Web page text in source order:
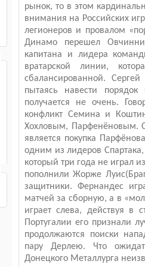
рынок, то в этом
внимания на Российских
легионеров и провалом
Динамо перешел
капитана и лидера
вратарской линии,
сбалансированной.
пытаясь навести
получается не очень.
конфликт Семина и
Хохловым, Парфенёновым.
является покупка
одним из лидеров Спартака,
который три года не играл
пополнили Жорже
защитники. Фернандес
матчей за сборную, а в
играет слева, действуя в
Португалии его признали
продолжаются поиски
пару Дерлею. Что
Донецкого Металлурга